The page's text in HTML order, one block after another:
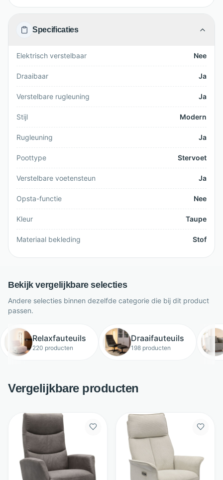
Specificaties
Elektrisch verstelbaar Nee
Draaibaar Ja
Verstelbare rugleuning Ja
Stijl Modern
Rugleuning Ja
Poottype Stervoet
Verstelbare voetensteun Ja
Opsta-functie Nee
Kleur Taupe
Materiaal bekleding Stof
Bekijk vergelijkbare selecties
Andere selecties binnen dezelfde categorie die bij dit product
passen.
Relaxfauteuils
220 producten
Draaifauteuils
198 producten
Vergelijkbare producten